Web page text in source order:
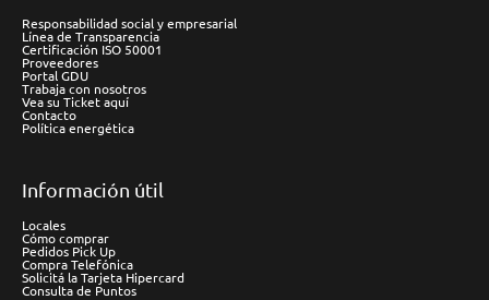
Responsabilidad social y empresarial
Línea de Transparencia
Certificación ISO 50001
Proveedores
Portal GDU
Trabaja con nosotros
Vea su Ticket aquí
Contacto
Política energética
Información útil
Locales
Cómo comprar
Pedidos Pick Up
Compra Telefónica
Solicitá la Tarjeta Hipercard
Consulta de Puntos